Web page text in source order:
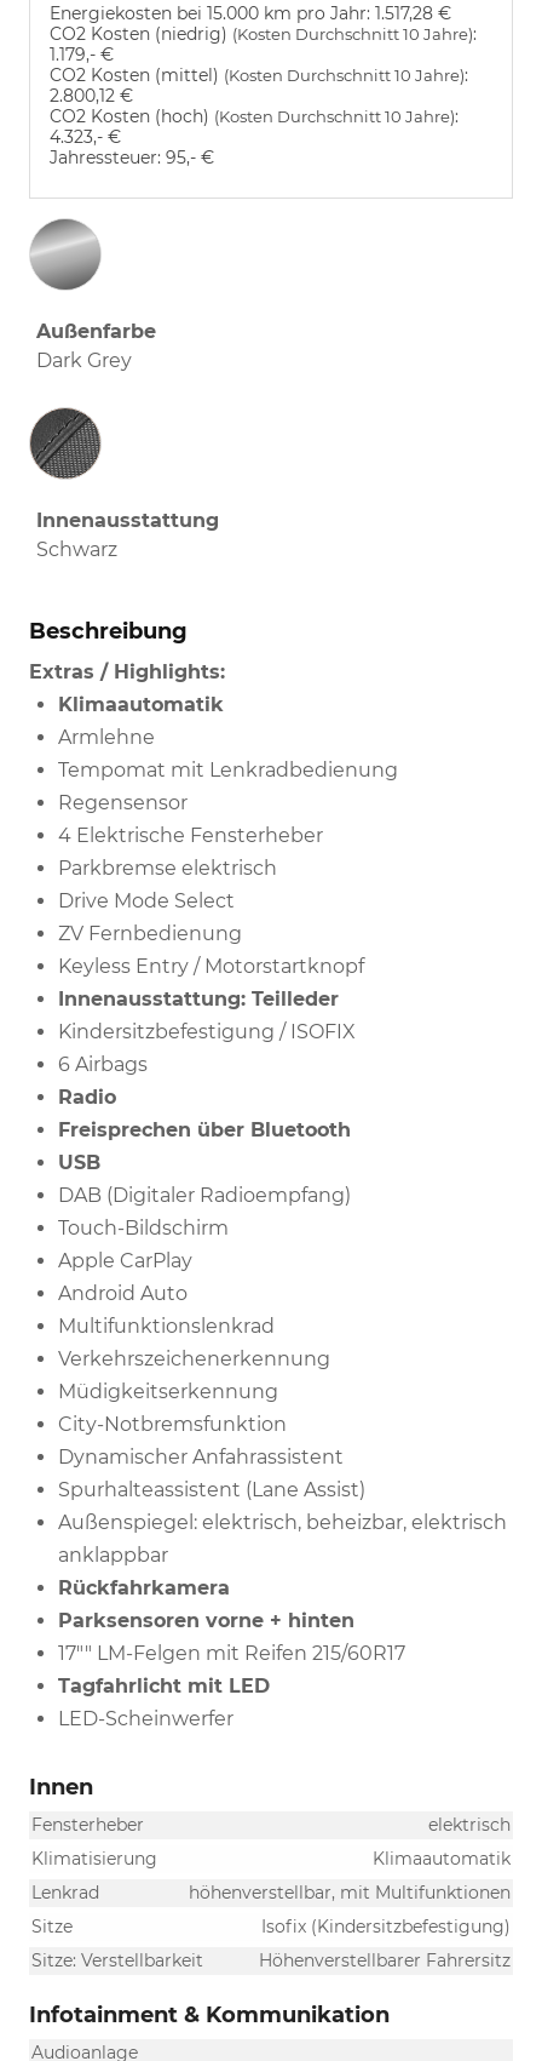
Energiekosten bei 15.000 km pro Jahr: 1.517,28 €
CO2 Kosten (niedrig) (Kosten Durchschnitt 10 Jahre):
1.179,- €
CO2 Kosten (mittel) (Kosten Durchschnitt 10 Jahre):
2.800,12 €
CO2 Kosten (hoch) (Kosten Durchschnitt 10 Jahre):
4.323,- €
Jahressteuer: 95,- €
Außenfarbe
Dark Grey
Innenausstattung
Innenausstattung
Schwarz
Beschreibung
Extras / Highlights:
Klimaautomatik
Armlehne
Tempomat mit Lenkradbedienung
Regensensor
4 Elektrische Fensterheber
Parkbremse elektrisch
Drive Mode Select
ZV Fernbedienung
Keyless Entry / Motorstartknopf
Innenausstattung: Teilleder
Kindersitzbefestigung / ISOFIX
6 Airbags
Radio
Freisprechen über Bluetooth
USB
DAB (Digitaler Radioempfang)
Touch-Bildschirm
Apple CarPlay
Android Auto
Multifunktionslenkrad
Verkehrszeichenerkennung
Müdigkeitserkennung
City-Notbremsfunktion
Dynamischer Anfahrassistent
Spurhalteassistent (Lane Assist)
Außenspiegel: elektrisch, beheizbar, elektrisch
anklappbar
Rückfahrkamera
Parksensoren vorne + hinten
17"" LM-Felgen mit Reifen 215/60R17
Tagfahrlicht mit LED
LED-Scheinwerfer
Innen
Fensterheber
elektrisch
Klimatisierung
Klimaautomatik
Lenkrad
höhenverstellbar, mit Multifunktionen
Sitze
Isofix (Kindersitzbefestigung)
Sitze: Verstellbarkeit
Höhenverstellbarer Fahrersitz
Infotainment & Kommunikation
Audioanlage